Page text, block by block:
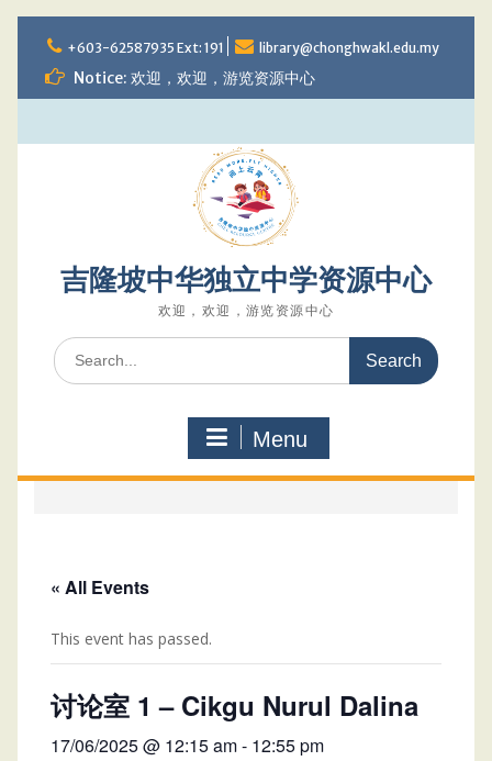
to
content
+603-62587935 Ext: 191 library@chonghwakl.edu.my
Notice: 欢迎，欢迎，游览资源中心
吉隆坡中华独立中学资源中心
欢迎，欢迎，游览资源中心
Search
for:
Menu
« All Events
This event has passed.
讨论室 1 – Cikgu Nurul Dalina
17/06/2025 @ 12:15 am- 12:55 pm